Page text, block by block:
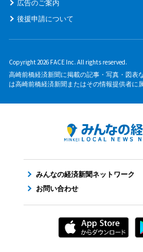
広告のご案内
後援申請について
Copyright 2026 FACE Inc. All rights reserved.
高崎前橋経済新聞に掲載の記事・写真・図表
は高崎前橋経済新聞またはその情報提供者に属
みんなの経済新聞ネットワーク
お問い合わせ